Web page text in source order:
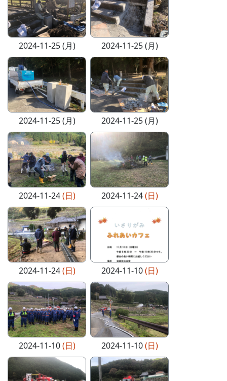
2024-11-25 (月) 2024-11-25 (月)
2024-11-25 (月) 2024-11-25 (月)
2024-11-24(日) 2024-11-24(日)
2024-11-24(日) 2024-11-10(日)
2024-11-10(日) 2024-11-10(日)